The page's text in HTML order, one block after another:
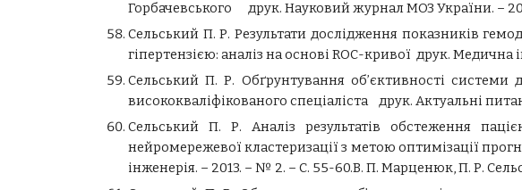
Горбачевського друк. Науковий журнал МОЗ України. –
Сельський П. Р. Результати дослідження показників
гіпертензією: аналіз на основі ROC-кривої друк.
Сельський П. Р. Обґрунтування об’єктивності системи
висококваліфікованого спеціаліста друк. Актуальні
Сельський П. Р. Аналіз результатів обстеження
нейромережевої кластеризації з метою оптимізації
інженерія. – 2013. – № 2. – С. 55-60.В. П. Марценюк, П. Р.